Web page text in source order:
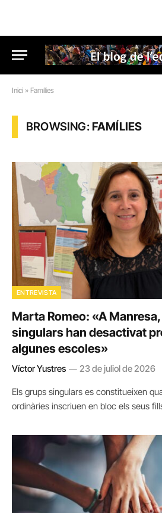
Inici » Famílies
BROWSING:FAMÍLIES
ENTREVISTA
Marta Romeo: «A
singulars han desactivat
algunes escoles»
Víctor Yustres 23 de juliol de 2026
Els grups singulars es constitueixen
ordinàries inscriuen en bloc els seus